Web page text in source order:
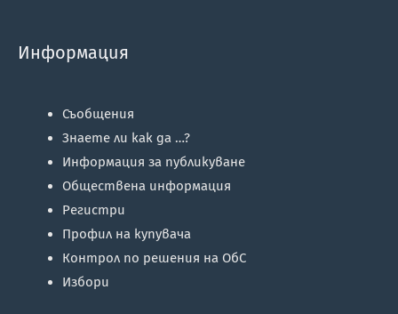
Информация
Съобщения
Знаете ли как да …?
Информация за публикуване
Обществена информация
Регистри
Профил на купувача
Контрол по решения на ОбС
Избори